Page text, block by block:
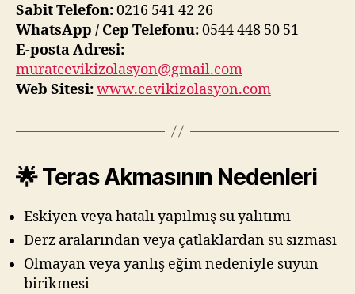
Sabit Telefon:0216 541 42 26
WhatsApp / Cep Telefonu:0544 448 50 51
E-posta Adresi:
muratcevikizolasyon@gmail.com
Web Sitesi:www.cevikizolasyon.com
🌟 Teras Akmasının Nedenleri
Eskiyen veya hatalı yapılmış su yalıtımı
Derz aralarından veya çatlaklardan su sızması
Olmayan veya yanlış eğim nedeniyle suyun
birikmesi